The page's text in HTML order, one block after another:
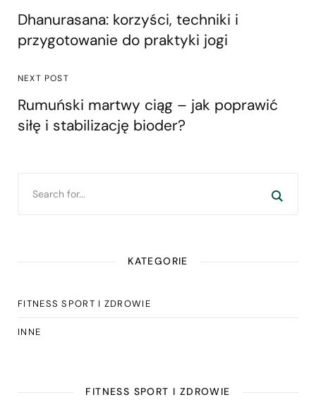
Dhanurasana: korzyści, techniki i
przygotowanie do praktyki jogi
NEXT POST
Rumuński martwy ciąg – jak poprawić
siłę i stabilizację bioder?
KATEGORIE
FITNESS SPORT I ZDROWIE
INNE
FITNESS SPORT I ZDROWIE